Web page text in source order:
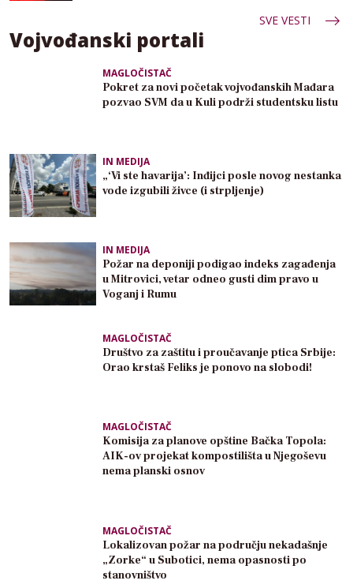
SVE VESTI
Vojvođanski portali
MAGLOČISTAČ
Pokret za novi početak vojvođanskih Mađara
pozvao SVM da u Kuli podrži studentsku listu
IN MEDIJA
„‘Vi ste havarija’: Inđijci posle novog nestanka
vode izgubili živce (i strpljenje)
IN MEDIJA
Požar na deponiji podigao indeks zagađenja
u Mitrovici, vetar odneo gusti dim pravo u
Voganj i Rumu
MAGLOČISTAČ
Društvo za zaštitu i proučavanje ptica Srbije:
Orao krstaš Feliks je ponovo na slobodi!
MAGLOČISTAČ
Komisija za planove opštine Bačka Topola:
AIK-ov projekat kompostilišta u Njegoševu
nema planski osnov
MAGLOČISTAČ
Lokalizovan požar na području nekadašnje
„Zorke“ u Subotici, nema opasnosti po
stanovništvo